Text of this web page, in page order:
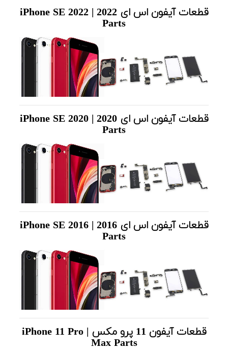
قطعات آیفون اس ای 2022 | iPhone SE 2022
Parts
قطعات آیفون اس ای 2020 | iPhone SE 2020
Parts
قطعات آیفون اس ای 2016 | iPhone SE 2016
Parts
قطعات آیفون 11 پرو مکس | iPhone 11 Pro
Max Parts